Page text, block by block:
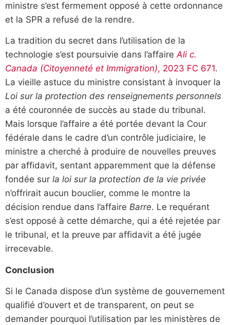
ministre s’est fermement opposé à cette ordonnance
et la SPR a refusé de la rendre.
La tradition du secret dans l’utilisation de la
technologie s’est poursuivie dans l’affaireAli c.
Canada (Citoyenneté et Immigration), 2023 FC 671.
La vieille astuce du ministre consistant à invoquer la
Loi sur la protection des renseignements personnels
a été couronnée de succès au stade du tribunal.
Mais lorsque l’affaire a été portée devant la Cour
fédérale dans le cadre d’un contrôle judiciaire, le
ministre a cherché à produire de nouvelles preuves
par affidavit, sentant apparemment que la défense
fondée sur la loi sur la protection de la vie privée
n’offrirait aucun bouclier, comme le montre la
décision rendue dans l’affaire Barre. Le requérant
s’est opposé à cette démarche, qui a été rejetée par
le tribunal, et la preuve par affidavit a été jugée
irrecevable.
Conclusion
Si le Canada dispose d’un système de gouvernement
qualifié d’ouvert et de transparent, on peut se
demander pourquoi l’utilisation par les ministères de